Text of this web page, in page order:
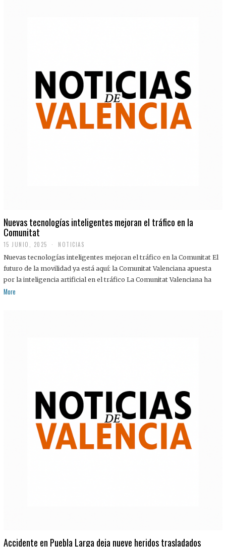
Nuevas tecnologías inteligentes mejoran el tráfico en la
Comunitat
15 JUNIO, 2025 NOTICIAS
Nuevas tecnologías inteligentes mejoran el tráfico en la Comunitat El
futuro de la movilidad ya está aquí: la Comunitat Valenciana apuesta
por la inteligencia artificial en el tráfico La Comunitat Valenciana ha
More
Accidente en Puebla Larga deja nueve heridos trasladados